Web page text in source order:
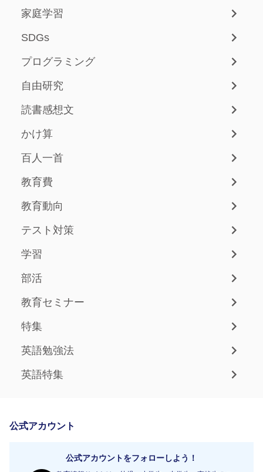
家庭学習
SDGs
プログラミング
自由研究
読書感想文
かけ算
百人一首
教育費
教育動向
テスト対策
学習
部活
教育セミナー
特集
英語勉強法
英語特集
公式アカウント
公式アカウントをフォローしよう！